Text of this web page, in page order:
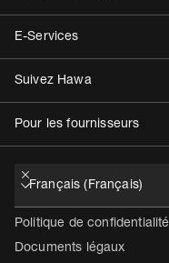
Politique de confidentialité
Documents légaux